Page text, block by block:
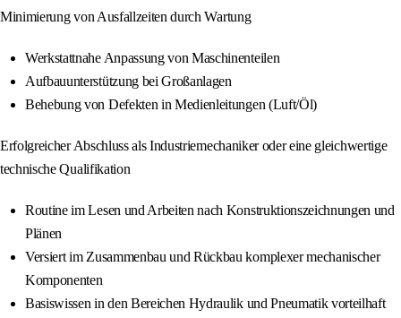
Minimierung von Ausfallzeiten durch Wartung
Werkstattnahe Anpassung von Maschinenteilen
Aufbauunterstützung bei Großanlagen
Behebung von Defekten in Medienleitungen (Luft/Öl)
Erfolgreicher Abschluss als Industriemechaniker oder eine gleichwertige
technische Qualifikation
Routine im Lesen und Arbeiten nach Konstruktionszeichnungen und
Plänen
Versiert im Zusammenbau und Rückbau komplexer mechanischer
Komponenten
Basiswissen in den Bereichen Hydraulik und Pneumatik vorteilhaft